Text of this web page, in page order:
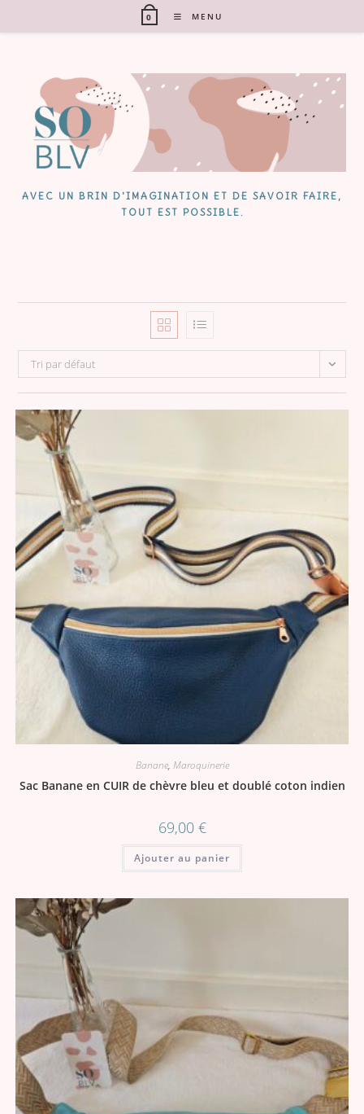
to
0 MENU
AVEC UN BRIN D'IMAGINATION ET DE SAVOIR FAIRE,
TOUT EST POSSIBLE.
Tri par défaut
Banane, Maroquinerie
Sac Banane en CUIR de chèvre bleu et doublé coton indien
69,00 €
Ajouter au panier